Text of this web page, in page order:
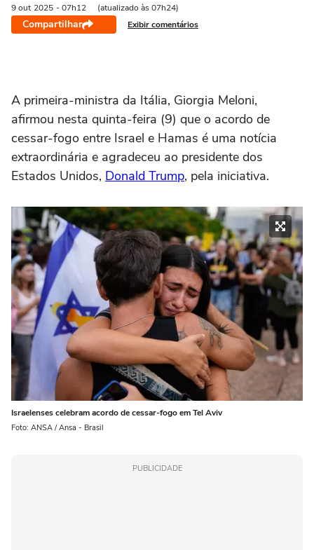
9 out 2025 - 07h12 (atualizado às 07h24)
Compartilhar Exibir comentários
A primeira-ministra da Itália, Giorgia Meloni,
afirmou nesta quinta-feira (9) que o acordo de
cessar-fogo entre Israel e Hamas é uma notícia
extraordinária e agradeceu ao presidente dos
Estados Unidos, Donald Trump, pela iniciativa.
Israelenses celebram acordo de cessar-fogo em Tel Aviv
Foto: ANSA / Ansa - Brasil
PUBLICIDADE